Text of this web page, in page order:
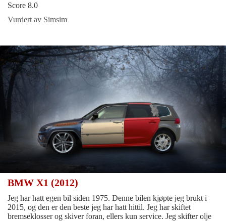
Score 8.0
Vurdert av Simsim
BMW X1 (2012)
Jeg har hatt egen bil siden 1975. Denne bilen kjøpte jeg brukt i
2015, og den er den beste jeg har hatt hittil. Jeg har skiftet
bremseklosser og skiver foran, ellers kun service. Jeg skifter olje